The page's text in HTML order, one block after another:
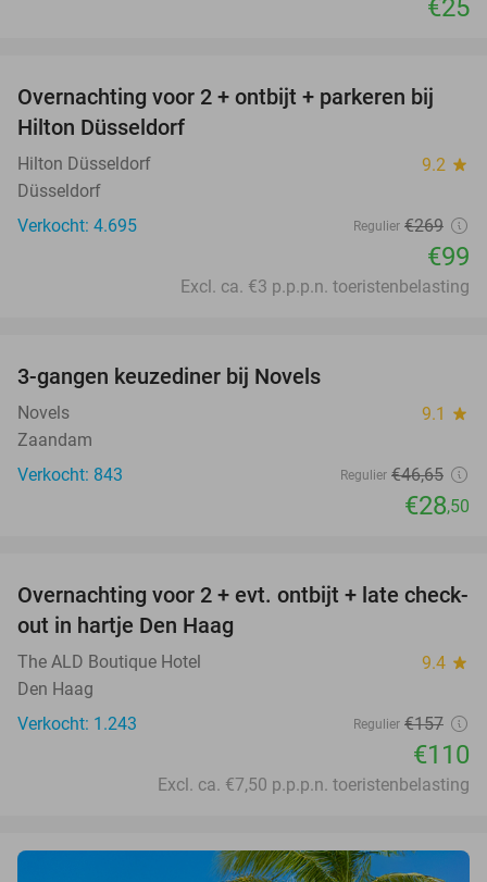
€25
63%
Overnachting voor 2 + ontbijt + parkeren bij
Hilton Düsseldorf
Hilton Düsseldorf 9.2 star
Düsseldorf
Verkocht: 4.695
Regulier €269
€99
Excl. ca. €3 p.p.p.n. toeristenbelasting
3-gangen keuzediner bij Novels
Novels 9.1 star
Zaandam
Verkocht: 843
Regulier €46,65
€28,50
30%
Overnachting voor 2 + evt. ontbijt + late check-
out in hartje Den Haag
The ALD Boutique Hotel 9.4 star
Den Haag
Verkocht: 1.243
Regulier €157
€110
Excl. ca. €7,50 p.p.p.n. toeristenbelasting